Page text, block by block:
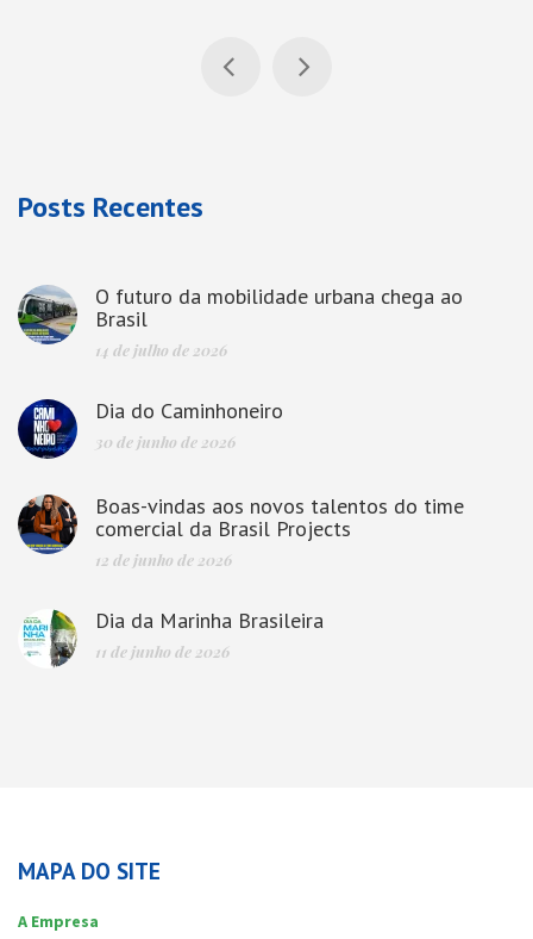
Posts Recentes
O futuro da mobilidade urbana chega ao
Brasil
14 de julho de 2026
Dia do Caminhoneiro
30 de junho de 2026
Boas-vindas aos novos talentos do time
comercial da Brasil Projects
12 de junho de 2026
Dia da Marinha Brasileira
11 de junho de 2026
MAPA DO SITE
A Empresa